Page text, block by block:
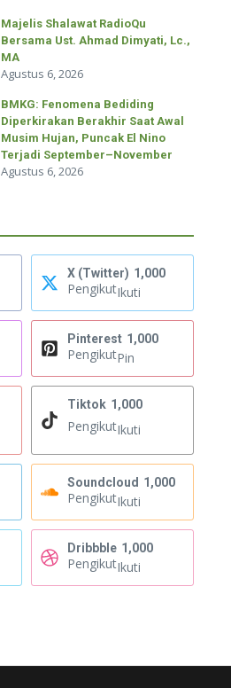
Majelis Shalawat RadioQu
Bersama Ust. Ahmad Dimyati, Lc.,
MA
Agustus 6, 2026
BMKG: Fenomena Bediding
Diperkirakan Berakhir Saat Awal
Musim Hujan, Puncak El Nino
Terjadi September–November
Agustus 6, 2026
X (Twitter) 1,000
PengikutIkuti
Pinterest 1,000
PengikutPin
Tiktok 1,000
PengikutIkuti
Soundcloud 1,000
PengikutIkuti
Dribbble 1,000
PengikutIkuti